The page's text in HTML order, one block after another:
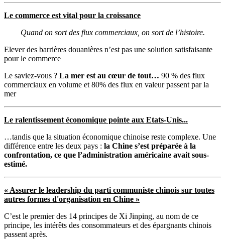
Le commerce est vital pour la croissance
Quand on sort des flux commerciaux, on sort de l’histoire.
Elever des barrières douanières n’est pas une solution satisfaisante
pour le commerce
Le saviez-vous ? La mer est au cœur de tout… 90 % des flux
commerciaux en volume et 80% des flux en valeur passent par la
mer
Le ralentissement économique pointe aux Etats-Unis...
…tandis que la situation économique chinoise reste complexe. Une
différence entre les deux pays : la Chine s’est préparée à la
confrontation, ce que l’administration américaine avait sous-
estimé.
« Assurer le leadership du parti communiste chinois sur toutes
autres formes d'organisation en Chine »
C’est le premier des 14 principes de Xi Jinping, au nom de ce
principe, les intérêts des consommateurs et des épargnants chinois
passent après.